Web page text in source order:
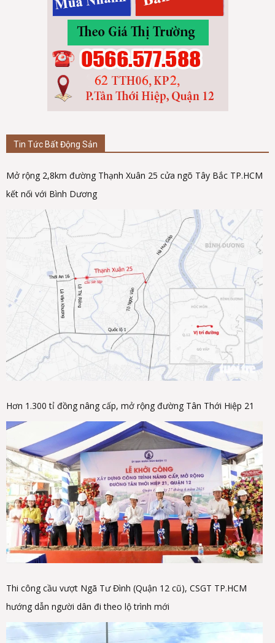
Tin Tức Bất Động Sản
Mở rộng 2,8km đường Thạnh Xuân 25 cửa ngõ Tây Bắc TP.HCM
kết nối với Bình Dương
Hơn 1.300 tỉ đồng nâng cấp, mở rộng đường Tân Thới Hiệp 21
Thi công cầu vượt Ngã Tư Đình (Quận 12 cũ), CSGT TP.HCM
hướng dẫn người dân đi theo lộ trình mới